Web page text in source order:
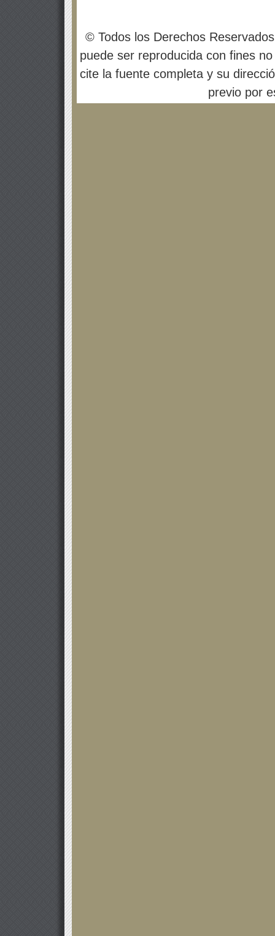
© Todos los Derechos
puede ser reproducida con fines
cite la fuente completa y su
previo por